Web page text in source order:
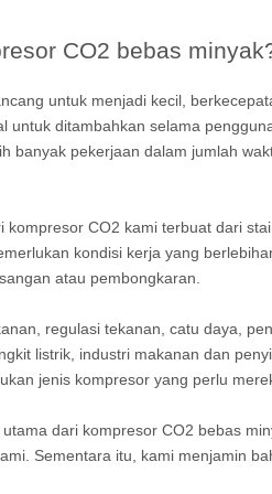
CO2 bebas
untuk menjadi kecil,
untuk ditambahkan selama
banyak pekerjaan dalam jumlah
CO2 kami terbuat dari
kondisi kerja yang
atau pembongkaran.
regulasi tekanan, catu daya,
listrik, industri makanan dan
jenis kompresor yang perlu
dari kompresor CO2 bebas
Sementara itu, kami menjamin